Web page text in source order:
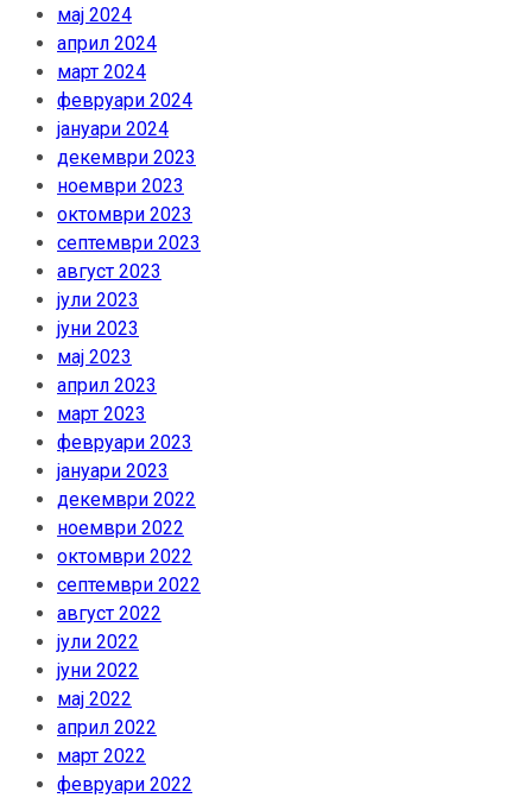
мај 2024
април 2024
март 2024
февруари 2024
јануари 2024
декември 2023
ноември 2023
октомври 2023
септември 2023
август 2023
јули 2023
јуни 2023
мај 2023
април 2023
март 2023
февруари 2023
јануари 2023
декември 2022
ноември 2022
октомври 2022
септември 2022
август 2022
јули 2022
јуни 2022
мај 2022
април 2022
март 2022
февруари 2022